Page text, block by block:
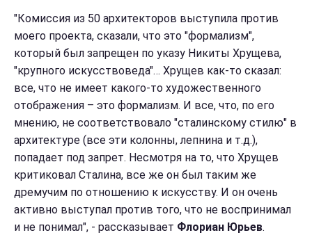
"Комиссия из 50 архитекторов выступила против
моего проекта, сказали, что это "формализм",
который был запрещен по указу Никиты Хрущева,
"крупного искусствоведа"… Хрущев как-то сказал:
все, что не имеет какого-то художественного
отображения – это формализм. И все, что, по его
мнению, не соответствовало "сталинскому стилю" в
архитектуре (все эти колонны, лепнина и т.д.),
попадает под запрет. Несмотря на то, что Хрущев
критиковал Сталина, все же он был таким же
дремучим по отношению к искусству. И он очень
активно выступал против того, что не воспринимал
и не понимал", - рассказывает Флориан Юрьев.